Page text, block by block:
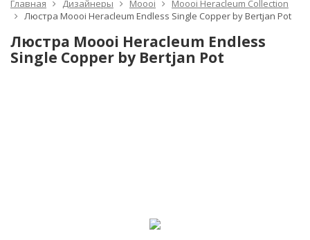
Главная Дизайнеры Moooi
Moooi Heracleum Collection
Люстра Moooi Heracleum Endless Single Copper by Bertjan Pot
Люстра Moooi Heracleum Endless
Single Copper by Bertjan Pot